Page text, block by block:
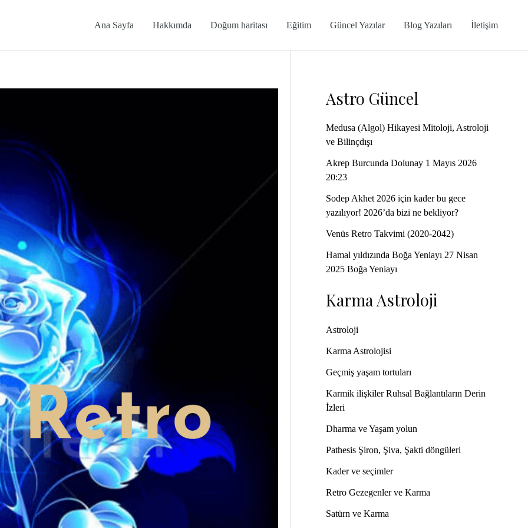
Ana Sayfa Hakkımda Doğum haritası Eğitim Güncel Yazılar Blog Yazıları İletişim
Astro Güncel
Medusa (Algol) Hikayesi Mitoloji, Astroloji
ve Bilinçdışı
Akrep Burcunda Dolunay 1 Mayıs 2026
20:23
Sodep Akhet 2026 için kader bu gece
yazılıyor! 2026’da bizi ne bekliyor?
Venüs Retro Takvimi (2020-2042)
Hamal yıldızında Boğa Yeniayı 27 Nisan
2025 Boğa Yeniayı
Karma Astroloji
Astroloji
Karma Astrolojisi
Geçmiş yaşam tortuları
Karmik ilişkiler Ruhsal Bağlantıların Derin
İzleri
Dharma ve Yaşam yolun
Pathesis Şiron, Şiva, Şakti döngüleri
Kader ve seçimler
Retro Gezegenler ve Karma
Satürn ve Karma